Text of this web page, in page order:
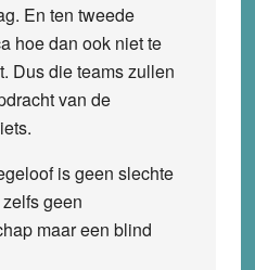
En ten tweede
hoe dan ook niet te
Dus die teams zullen
van de
is geen slechte
geen
maar een blind